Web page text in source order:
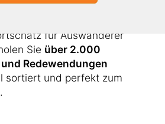
für Auswanderer
Sie über 2.000
Redewendungen
sortiert und perfekt zum